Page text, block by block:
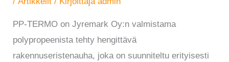
PP-TERMO on Jyremark Oy:n valmistama
polypropeenista tehty hengittävä
rakennuseristenauha, joka on suunniteltu erityisesti